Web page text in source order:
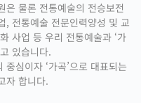
은 물론 전통예술의 전승보전
, 전통예술 전문인력양성 및 교
사업 등 우리 전통예술과 ‘가
있습니다.
심이자 ‘가곡’으로 대표되는
자 합니다.